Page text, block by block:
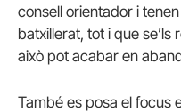
consell orientador i
batxillerat, tot i que
això pot acabar en
També es posa el focus